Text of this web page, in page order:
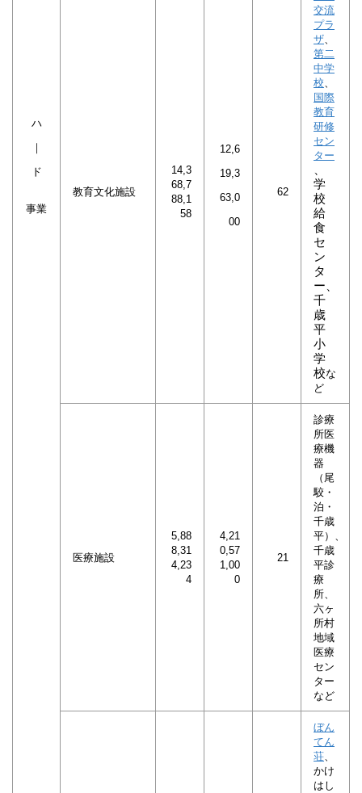
ハ
｜
ド
事業
教育文化施設
14,3
68,7
88,1
58
12,6
19,3
63,0
00
62
交流
プラ
ザ、
第二
中学
校、
国際
教育
研修
セン
ター
学
校
給
食
セ
ン
タ
ー、
千
歳
平
小
学
校な
ど
医療施設
5,88
8,31
4,23
4
4,21
0,57
1,00
0
21
診療
所医
療機
器
（尾
駮・
泊・
千歳
平）、
千歳
平診
療
所、
六ヶ
所村
地域
医療
セン
ター
など
ぼん
てん
荘、
かけ
はし